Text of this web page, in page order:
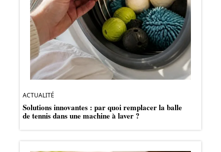
ACTUALITÉ
Solutions innovantes : par quoi remplacer la balle
de tennis dans une machine à laver ?